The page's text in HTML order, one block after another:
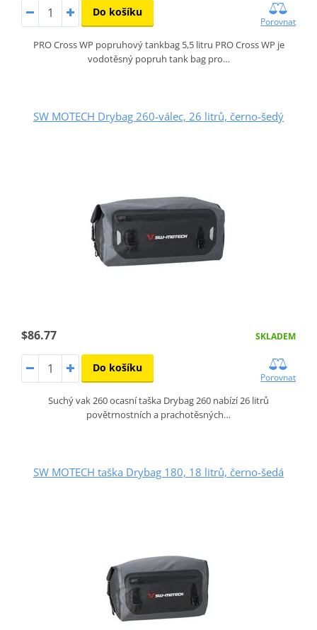
Do košíku
Porovnat
PRO Cross WP popruhový tankbag 5,5 litru PRO Cross WP je
vodotěsný popruh tank bag pro…
SW MOTECH Drybag 260-válec, 26 litrů, černo-šedý
$86.77 SKLADEM
Do košíku
Porovnat
Suchý vak 260 ocasní taška Drybag 260 nabízí 26 litrů
povětrnostních a prachotěsných…
SW MOTECH taška Drybag 180, 18 litrů, černo-šedá